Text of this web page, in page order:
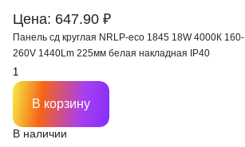
Цена: 647.90 ₽
Панель сд круглая NRLP-eco 1845 18W 4000К 160-
260V 1440Lm 225мм белая накладная IP40
В наличии
В корзину